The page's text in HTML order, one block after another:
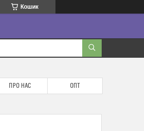
Кошик
ПРО НАС ОПТ